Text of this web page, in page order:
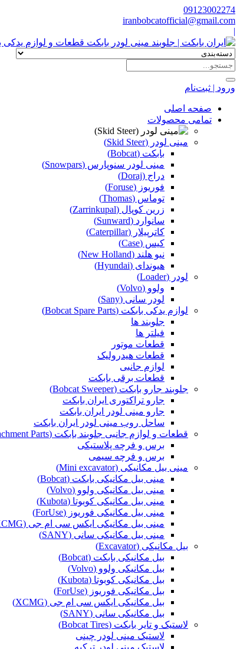
09123002274
iranbobcatofficial@gmail.com
|
ورود | ثبت‌نام
صفحه اصلی
تمامی محصولات
مینی لودر (Skid Steer)
بابکت (Bobcat)
مینی لودر سنوپارس (Snowpars)
دراج (Doraj)
فوریوز (Foruse)
توماس (Thomas)
زرین کوپال (Zarrinkupal)
سانوارد (Sunward)
کاترپیلار (Caterpillar)
کیس (Case)
نیو هلند (New Holland)
هیوندای (Hyundai)
لودر (Loader)
ولوو (Volvo)
لودر سانی (Sany)
لوازم یدکی بابکت (Bobcat Spare Parts)
جلوبند ها
فیلتر ها
قطعات موتور
قطعات هیدرولیک
لوازم جانبی
قطعات برقی بابکت
جلوبند جارو بابکت (Bobcat Sweeper)
جارو تراکتوری ایران بابکت
جارو مینی لودر ایران بابکت
ساحل روب مینی لودر ایران بابکت
قطعات و لوازم جانبی جلوبند بابکت (Bobcat Attachment Parts)
برس و فرچه پلاستیکی
برس و فرچه سیمی
مینی بیل مکانیکی (Mini excavator)
مینی بیل مکانیکی بابکت (Bobcat)
مینی بیل مکانیکی ولوو (Volvo)
مینی بیل مکانیکی کوبوتا (Kubota)
مینی بیل مکانیکی فوریوز (ForUse)
مینی بیل مکانیکی ایکس سی ام جی (XCMG)
مینی بیل مکانیکی سانی (SANY)
بیل مکانیکی (Excavator)
بیل مکانیکی بابکت (Bobcat)
بیل مکانیکی ولوو (Volvo)
بیل مکانیکی کوبوتا (Kubota)
بیل مکانیکی فوریوز (ForUse)
بیل مکانیکی ایکس سی ام جی (XCMG)
بیل مکانیکی سانی (SANY)
لاستیک و تایر بابکت (Bobcat Tires)
لاستیک مینی لودر چینی
لاستیک مینی لودر ترکیه